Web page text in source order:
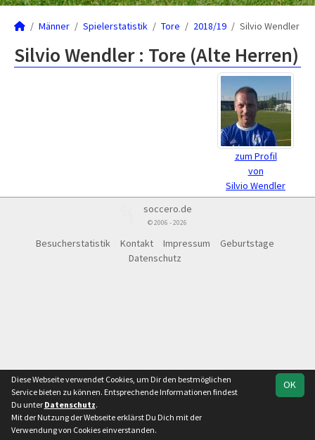
Männer Spielerstatistik Tore 2018/19 Silvio Wendler
Silvio Wendler : Tore (Alte Herren)
zum Profil
von
Silvio Wendler
soccero.de
© 2006 - 2026
Besucherstatistik Kontakt Impressum
Geburtstage
Datenschutz
OK
Diese Webseite verwendet Cookies, um Dir den bestmöglichen
Service bieten zu können. Entsprechende Informationen findest
Du unter Datenschutz.
Mit der Nutzung der Webseite erklärst Du Dich mit der
Verwendung von Cookies einverstanden.